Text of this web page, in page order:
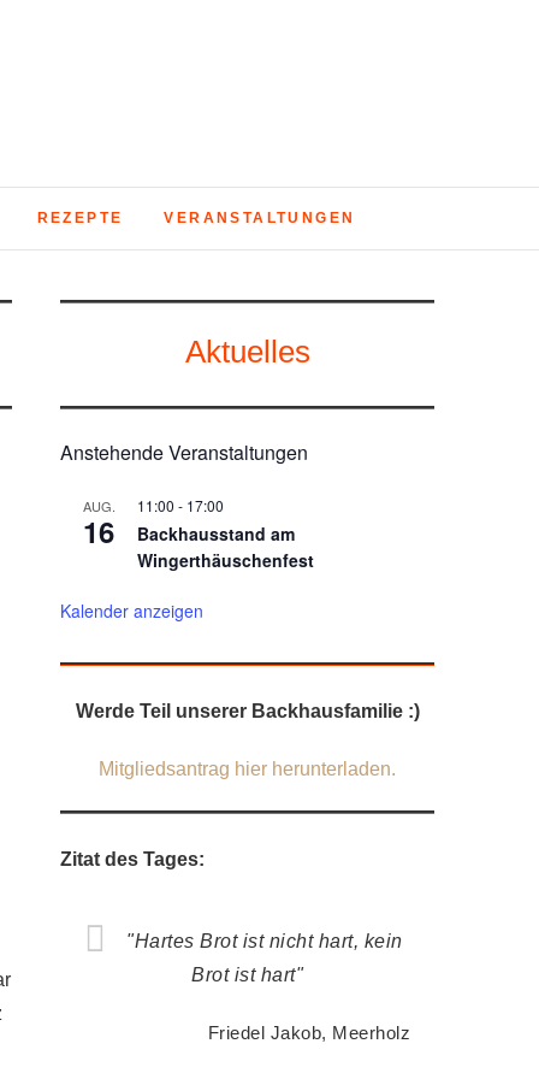
REZEPTE VERANSTALTUNGEN
Aktuelles
Anstehende Veranstaltungen
AUG.
16
11:00 - 17:00
Backhausstand am
Wingerthäuschenfest
Kalender anzeigen
Werde Teil unserer Backhausfamilie :)
Mitgliedsantrag hier herunterladen.
Zitat des Tages:
"Hartes Brot ist nicht hart, kein
Brot ist hart"
Friedel Jakob, Meerholz